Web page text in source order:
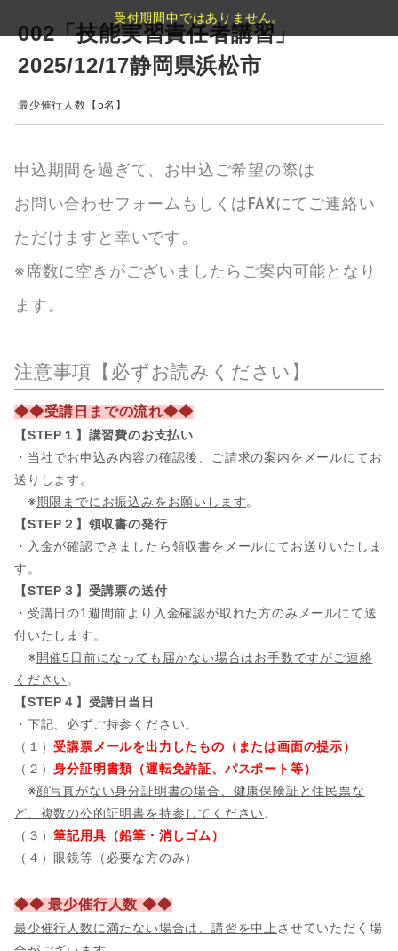
002「技能実習責任者講習」
2025/12/17静岡県浜松市
最少催行人数【5名】
申込期間を過ぎて、お申込ご希望の際は
お問い合わせフォームもしくはFAXにてご連絡い
ただけますと幸いです。
※席数に空きがございましたらご案内可能となり
ます。
注意事項【必ずお読みください】
◆◆受講日までの流れ◆◆
【STEP１】講習費のお支払い
・当社でお申込み内容の確認後、ご請求の案内をメールにてお
送りします。
※期限までにお振込みをお願いします。
【STEP２】領収書の発行
・入金が確認できましたら領収書をメールにてお送りいたしま
す。
【STEP３】受講票の送付
・受講日の1週間前より入金確認が取れた方のみメールにて送
付いたします。
※開催5日前になっても届かない場合はお手数ですがご連絡
ください 。
【STEP４】受講日当日
・下記、必ずご持参ください。
（１）受講票メールを出力したもの（または画面の提示）
（２）身分証明書類（運転免許証、パスポート等）
※顔写真がない身分証明書の場合、健康保険証と住民票な
ど、複数の公的証明書を持参してください 。
（３）筆記用具（鉛筆・消しゴム）
（４）眼鏡等（必要な方のみ）
◆◆ 最少催行人数 ◆◆
最少催行人数に満たない場合は、講習を中止 させていただく場
受付期間中ではありません。